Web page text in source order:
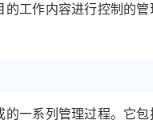
工作内容进行控制的
一系列管理过程。它